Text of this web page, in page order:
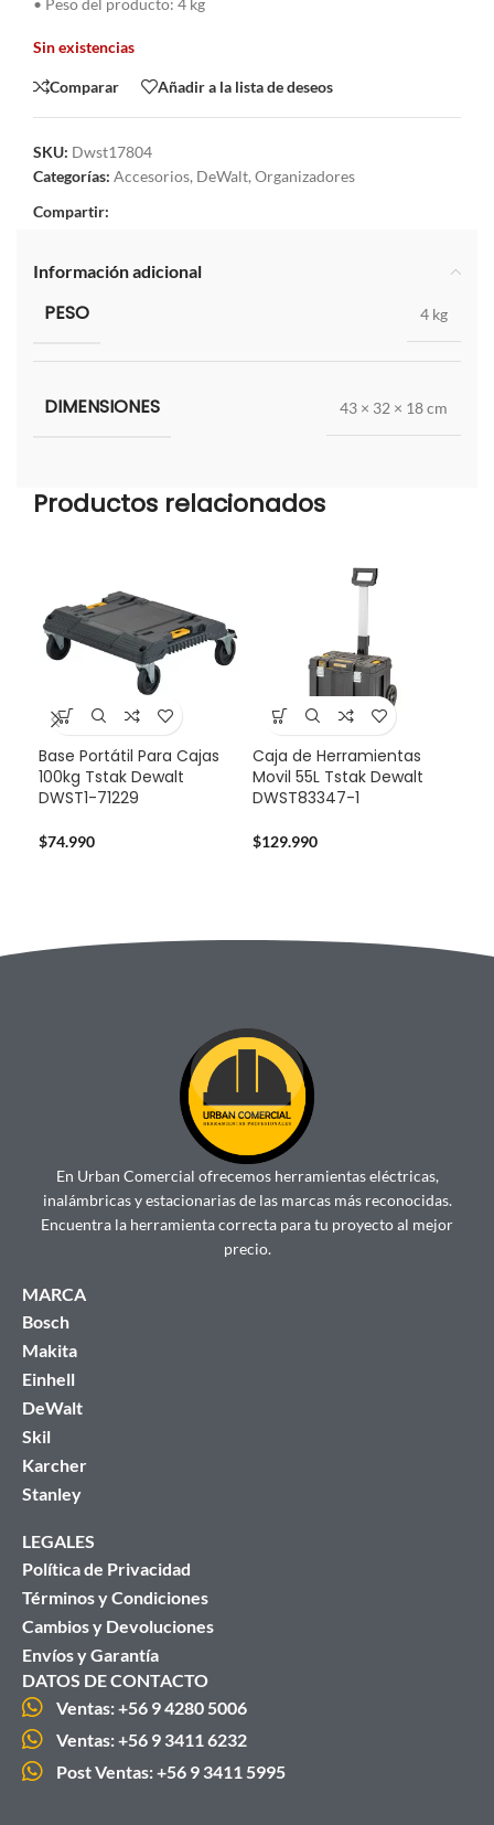
• Peso del producto: 4 kg
Sin existencias
Comparar Añadir a la lista de deseos
SKU: Dwst17804
Categorías: Accesorios, DeWalt, Organizadores
Compartir:
Información adicional
PESO 4 kg
DIMENSIONES 43 × 32 × 18 cm
Productos relacionados
Base Portátil Para Cajas
100kg Tstak Dewalt
DWST1-71229
$74.990
Caja de Herramientas
Movil 55L Tstak Dewalt
DWST83347-1
$129.990
En Urban Comercial ofrecemos herramientas eléctricas,
inalámbricas y estacionarias de las marcas más reconocidas.
Encuentra la herramienta correcta para tu proyecto al mejor
precio.
MARCA
Bosch
Makita
Einhell
DeWalt
Skil
Karcher
Stanley
LEGALES
Política de Privacidad
Términos y Condiciones
Cambios y Devoluciones
Envíos y Garantía
DATOS DE CONTACTO
Ventas: +56 9 4280 5006
Ventas: +56 9 3411 6232
Post Ventas: +56 9 3411 5995